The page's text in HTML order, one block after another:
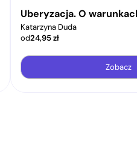
Uberyzacja. O
Katarzyna Duda
od24,95zł
Zobacz